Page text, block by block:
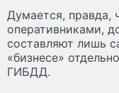
Думается, правда,
оперативниками,
составляют лишь
«бизнесе»
ГИБДД.